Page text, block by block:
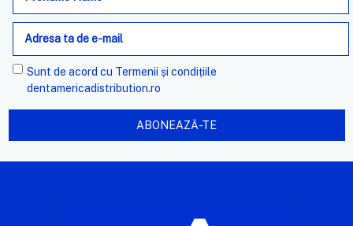
e-
mail
Sunt de acord cu Termenii și condițiile
dentamericadistribution.ro